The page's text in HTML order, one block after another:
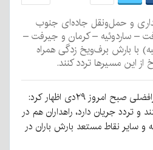
و حمل‌ونقل جاده‌ای جنوب
– ساردوئیه – کرمان و جیرفت –
با بارش برف‌ویخ زدگی همراه
از این مسیرها تردد کنند.
به گزارش کرمان‌نو، وحیدمیرافضلی صبح امروز ۲۹دی اظهار کرد:
و تردد جریان دارد، راهداران هم در
و سایر نقاط مستعد بارش باران در